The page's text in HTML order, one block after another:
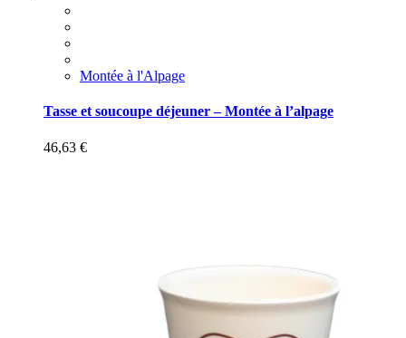
Montée à l'Alpage
Tasse et soucoupe déjeuner – Montée à l’alpage
46,63 €